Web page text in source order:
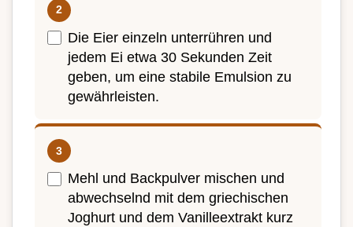
Die Eier einzeln unterrühren und
jedem Ei etwa 30 Sekunden Zeit
geben, um eine stabile Emulsion zu
gewährleisten.
Mehl und Backpulver mischen und
abwechselnd mit dem griechischen
Joghurt und dem Vanilleextrakt kurz